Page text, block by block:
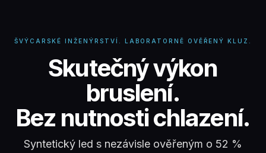
ŠVÝCARSKÉ INŽENÝRSTVÍ. LABORATORNĚ OVĚŘENÝ KLUZ.
Syntetické kluziště,
Skutečný výkon
bruslení.
Bez nutnosti chlazení.
Syntetický led s nezávisle ověřeným o 52 %